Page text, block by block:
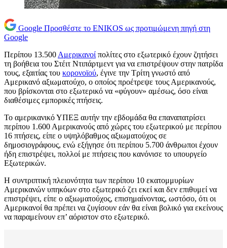
Google Προσθέστε το ENIKOS ως προτιμώμενη πηγή στη
Google
Περίπου 13.500 Αμερικανοί πολίτες στο εξωτερικό έχουν ζητήσει
τη βοήθεια του Στέιτ Ντιπάρτμεντ για να επιστρέψουν στην πατρίδα
τους, εξαιτίας του κορονοϊού, έγινε την Τρίτη γνωστό από
Αμερικανό αξιωματούχο, ο οποίος προέτρεψε τους Αμερικανούς,
που βρίσκονται στο εξωτερικό να «φύγουν» αμέσως, όσο είναι
διαθέσιμες εμπορικές πτήσεις.
Το αμερικανικό ΥΠΕΞ αυτήν την εβδομάδα θα επαναπατρίσει
περίπου 1.600 Αμερικανούς από χώρες του εξωτερικού με περίπου
16 πτήσεις, είπε ο υψηλόβαθμος αξιωματούχος σε
δημοσιογράφους, ενώ εξήγησε ότι περίπου 5.700 άνθρωποι έχουν
ήδη επιστρέψει, πολλοί με πτήσεις που κανόνισε το υπουργείο
Εξωτερικών.
Η συντριπτική πλειονότητα των περίπου 10 εκατομμυρίων
Αμερικανών υπηκόων στο εξωτερικό ζει εκεί και δεν επιθυμεί να
επιστρέψει, είπε ο αξιωματούχος, επισημαίνοντας, ωστόσο, ότι οι
Αμερικανοί θα πρέπει να ζυγίσουν εάν θα είναι βολικό για εκείνους
να παραμείνουν επ’ αόριστον στο εξωτερικό.